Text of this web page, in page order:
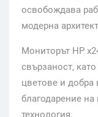
освобождава
модерна
Мониторът HP
свързаност,
цветове и добра
благодарение
технология.